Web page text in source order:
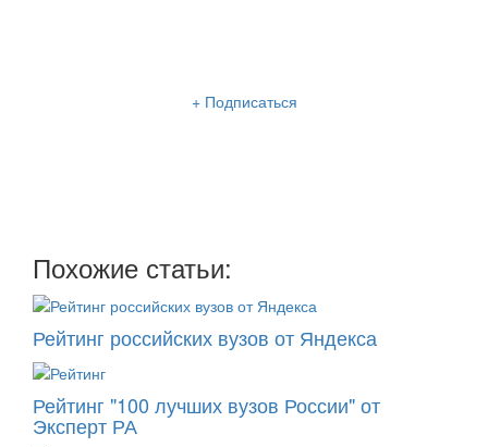
+ Подписаться
Похожие статьи:
Рейтинг российских вузов от Яндекса
Рейтинг "100 лучших вузов России" от
Эксперт РА